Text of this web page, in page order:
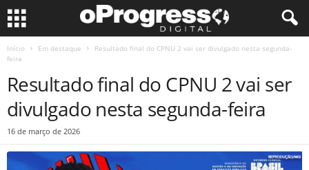
Início Em destaque
Resultado final do CPNU 2 vai ser divulgado nesta segunda-
feira
Resultado final do CPNU 2 vai ser
divulgado nesta segunda-feira
16 de março de 2026